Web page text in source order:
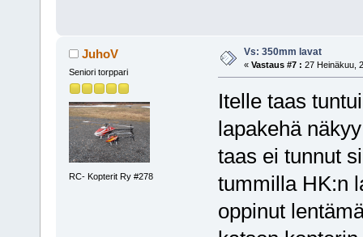
JuhoV
Seniori torppari
RC- Kopterit Ry #278
Vs: 350mm lavat
« Vastaus #7 : 27 Heinäkuu,
Itelle taas
lapakehä
taas ei tunnut
tummilla HK:n
oppinut